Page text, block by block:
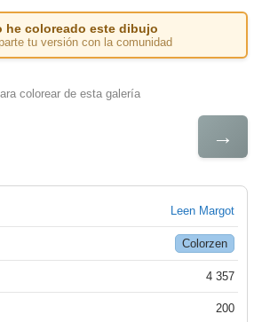
he coloreado este dibujo
tu versión con la comunidad
colorear de esta galería
→
Leen Margot
Colorzen
4 357
200